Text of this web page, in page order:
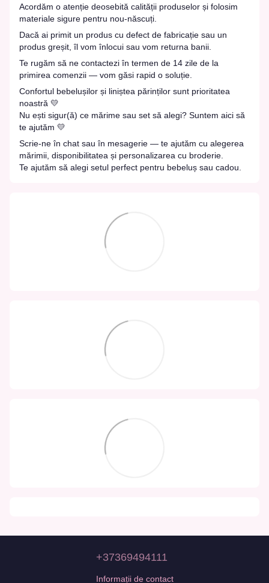
Acordăm o atenție deosebită calității produselor și folosim
materiale sigure pentru nou-născuți.
Dacă ai primit un produs cu defect de fabricație sau un
produs greșit, îl vom înlocui sau vom returna banii.
Te rugăm să ne contactezi în termen de 14 zile de la
primirea comenzii — vom găsi rapid o soluție.
Confortul bebelușilor și liniștea părinților sunt prioritatea
noastră 💛
Nu ești sigur(ă) ce mărime sau set să alegi? Suntem aici să
te ajutăm 💛
Scrie-ne în chat sau în mesagerie — te ajutăm cu alegerea
mărimii, disponibilitatea și personalizarea cu broderie.
Te ajutăm să alegi setul perfect pentru bebeluș sau cadou.
+37369494111
Informații de contact